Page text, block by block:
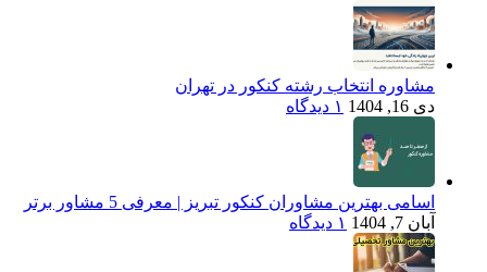
مشاوره انتخاب رشته کنکور در تهران
دی 16, 1404
۱ دیدگاه
اسامی بهترین مشاوران کنکور تبریز | معرفی 5 مشاور برتر
آبان 7, 1404
۱ دیدگاه